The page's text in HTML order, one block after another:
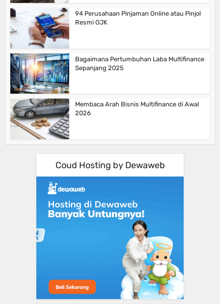
94 Perusahaan Pinjaman Online atau Pinjol
Resmi OJK
Bagaimana Pertumbuhan Laba Multifinance
Sepanjang 2025
Membaca Arah Bisnis Multifinance di Awal
2026
Coud Hosting by Dewaweb